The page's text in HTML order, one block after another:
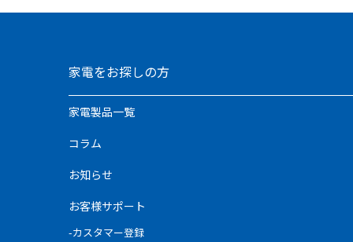
家電をお探しの方
家電製品一覧
コラム
お知らせ
お客様サポート
-カスタマー登録